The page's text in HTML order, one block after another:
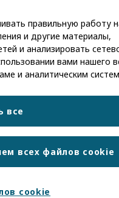
посте,
,
правильную работу
и другие материалы,
и анализировать
вами нашего
и аналитическим
все
всех файлов cookie
cookie